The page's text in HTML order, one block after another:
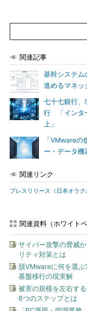
関連記事
基幹システム
進めるマネッ
七十七銀行、
行 「インタ
上」
「VMware
ー・データ機
関連リンク
プレスリリース（日本オラク
関連資料（ホワイトペ
サイバー攻撃の脅威
リティ対策とは
脱VMwareに何を選
基盤移行の現実解
被害の規模を左右す
6つのステップとは